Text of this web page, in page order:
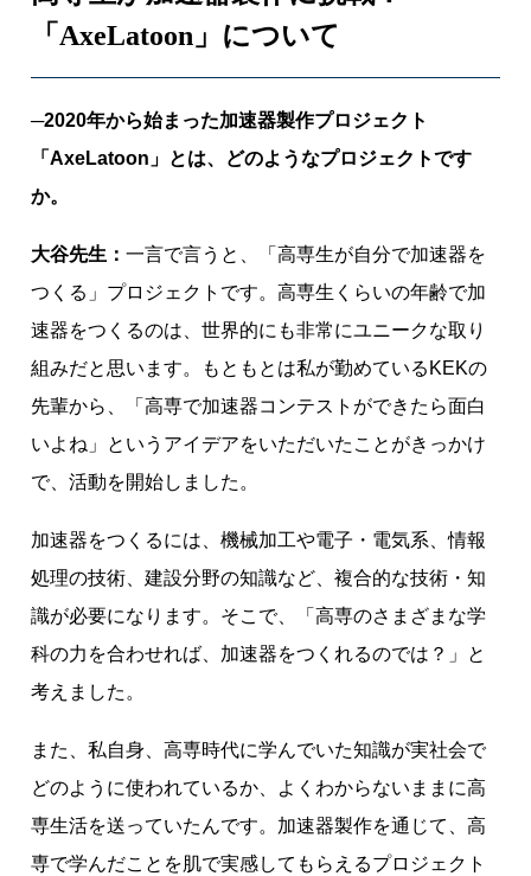
「AxeLatoon」について
─2020年から始まった加速器製作プロジェクト
「AxeLatoon」とは、どのようなプロジェクトです
か。
大谷先生：一言で言うと、「高専生が自分で加速器を
つくる」プロジェクトです。高専生くらいの年齢で加
速器をつくるのは、世界的にも非常にユニークな取り
組みだと思います。もともとは私が勤めているKEKの
先輩から、「高専で加速器コンテストができたら面白
いよね」というアイデアをいただいたことがきっかけ
で、活動を開始しました。
加速器をつくるには、機械加工や電子・電気系、情報
処理の技術、建設分野の知識など、複合的な技術・知
識が必要になります。そこで、「高専のさまざまな学
科の力を合わせれば、加速器をつくれるのでは？」と
考えました。
また、私自身、高専時代に学んでいた知識が実社会で
どのように使われているか、よくわからないままに高
専生活を送っていたんです。加速器製作を通じて、高
専で学んだことを肌で実感してもらえるプロジェクト